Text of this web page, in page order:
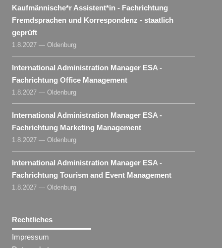
Kaufmännische*r Assistent​*in - Fachrichtung
Fremdsprachen und Korrespondenz - staatlich
geprüft
1.8.2027 — Oldenburg
International Administration Manager ESA -
Fachrichtung Office Management
1.8.2027 — Oldenburg
International Administration Manager ESA -
Fachrichtung Marketing Management
1.8.2027 — Oldenburg
International Administration Manager ESA -
Fachrichtung Tourism and Event Management
1.8.2027 — Oldenburg
Rechtliches
Impressum